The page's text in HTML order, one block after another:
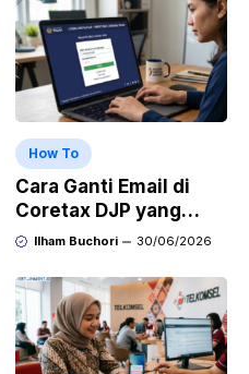
How To
Cara Ganti Email di
Coretax DJP yang
Sudah Tidak Aktif
Ilham Buchori 30/06/2026